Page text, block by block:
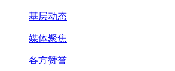
基层动态
媒体聚焦
各方赞誉